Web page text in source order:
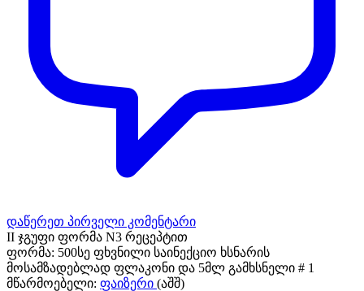
დაწერეთ პირველი კომენტარი
II ჯგუფი ფორმა N3 რეცეპტით
ფორმა: 500სე ფხვნილი საინექციო ხსნარის
მოსამზადებლად ფლაკონი და 5მლ გამხსნელი # 1
მწარმოებელი: ფაიზერი (აშშ)